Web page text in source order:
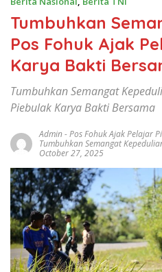
Tumbuhkan
Pos Fohuk Ajak
Karya Bakti
Tumbuhkan Semangat
Piebulak Karya Bakti Bersama
Admin-Pos Fohuk Ajak Pelajar
Tumbuhkan Semangat
October 27, 2025